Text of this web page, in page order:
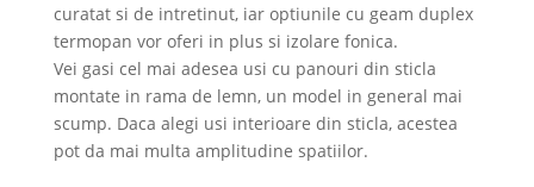
curatat si de intretinut, iar optiunile cu geam duplex
termopan vor oferi in plus si izolare fonica.
Vei gasi cel mai adesea usi cu panouri din sticla
montate in rama de lemn, un model in general mai
scump. Daca alegi usi interioare din sticla, acestea
pot da mai multa amplitudine spatiilor.